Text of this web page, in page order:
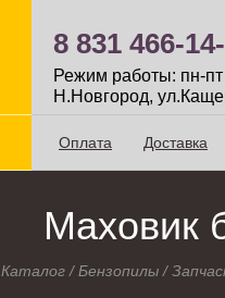
8 831 466-
Режим работы: пн-
Н.Новгород,
Оплата Доставка
Маховик
Каталог /Бензопилы /